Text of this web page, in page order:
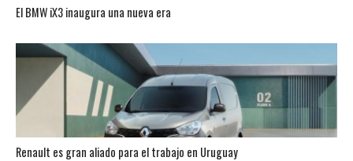
El BMW iX3 inaugura una nueva era
Renault es gran aliado para el trabajo en Uruguay